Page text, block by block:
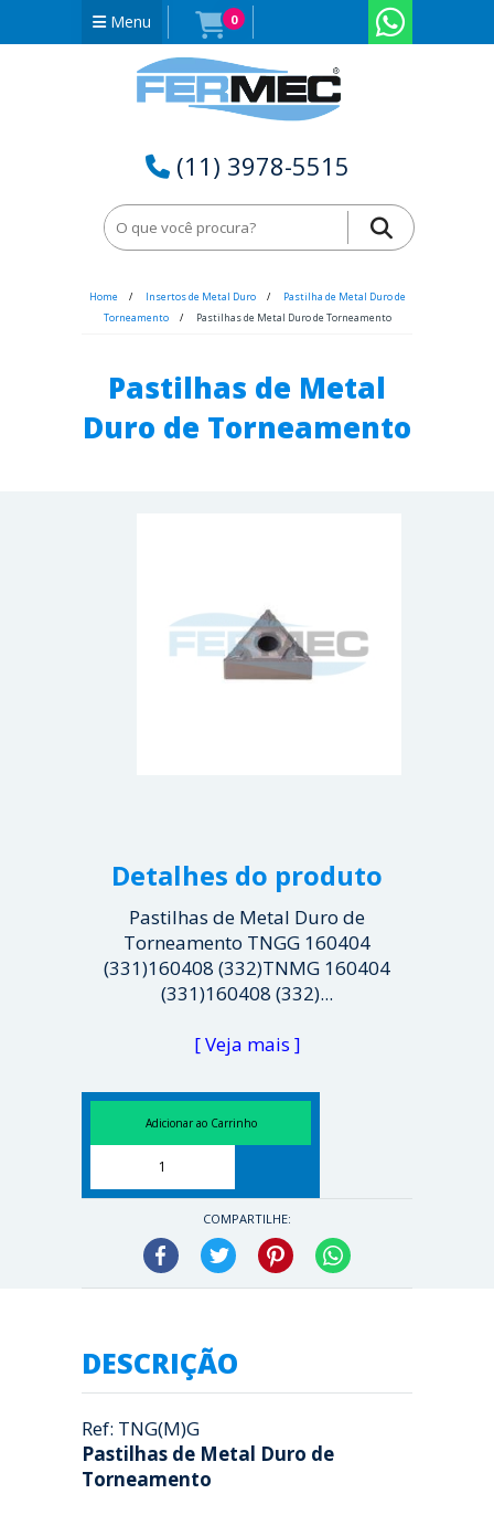
Menu 0
(11) 3978-5515
Home Insertos de Metal Duro
Pastilha de Metal Duro de
Torneamento
Pastilhas de Metal Duro de Torneamento
Pastilhas de Metal
Duro de Torneamento
Detalhes do produto
Pastilhas de Metal Duro de
Torneamento TNGG 160404
(331)160408 (332)TNMG 160404
(331)160408 (332)...
[ Veja mais ]
COMPARTILHE:
Facebook Twitter Pinterest
DESCRIÇÃO
Ref: TNG(M)G
Pastilhas de Metal Duro de
Torneamento